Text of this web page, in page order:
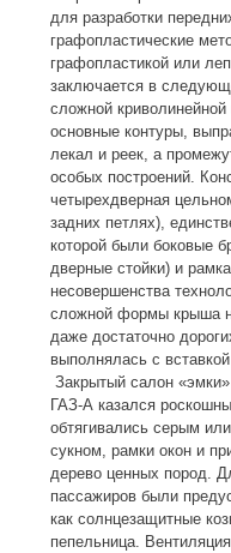
для разработки
графопластические
графопластикой или
заключается в
сложной
основные контуры,
лекал и реек, а
особых построений.
четырехдверная
задних петлях),
которой были боковые
дверные стойки) и
несовершенства
сложной формы крыша
даже достаточно
выполнялась с
Закрытый салон
ГАЗ-А казался
обтягивались серым
сукном, рамки окон и
дерево ценных пород.
пассажиров были
как солнцезащитные
пепельница.